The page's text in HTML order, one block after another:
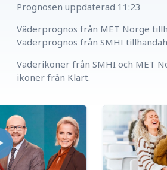
Prognosen uppdaterad 11:23
Väderprognos från MET Norge
Väderprognos från SMHI
Väderikoner från SMHI och MET
ikoner från Klart.